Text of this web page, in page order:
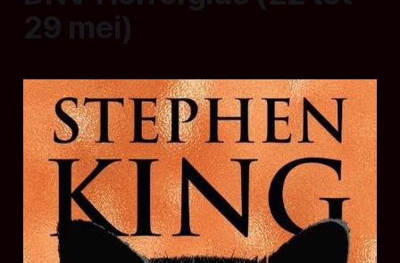
29 mei)